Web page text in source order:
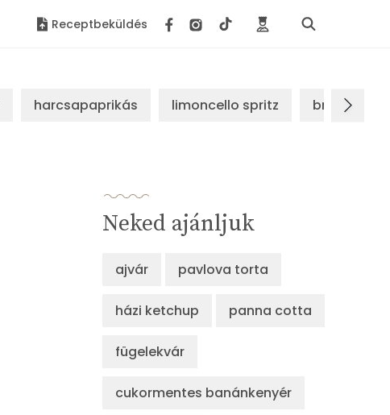
Receptbeküldés
harcsapaprikás limoncello spritz brassói
Neked ajánljuk
ajvár pavlova torta
házi ketchup panna cotta
fügelekvár
cukormentes banánkenyér